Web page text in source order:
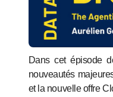
Dans cet épisode
nouveautés
et la nouvelle offre